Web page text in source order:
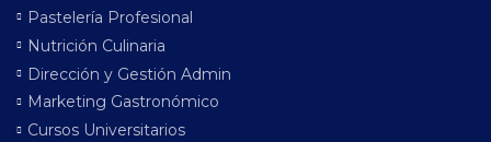
Pastelería Profesional
Nutrición Culinaria
Dirección y Gestión Admin
Marketing Gastronómico
Cursos Universitarios